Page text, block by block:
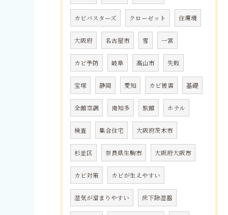
カビバスターズ クローゼット 住環境
大阪府 名古屋市 雪 一宮
カビ予防 岐阜 高山市 失敗
宝塚 静岡 愛知 カビ被害 基礎
全館空調 南知多 旅館 ホテル
検査 集合住宅 大阪府茨木市
杉並区 奈良県生駒市 大阪府大阪市
カビ対策 カビが生えやすい
湿気が溜まりやすい 床下除湿器